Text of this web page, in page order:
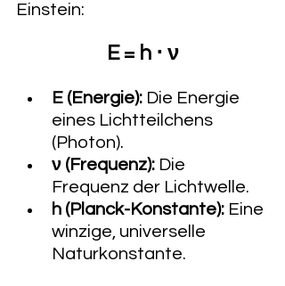
Einstein:
E = h ⋅ ν
E (Energie): Die Energie
eines Lichtteilchens
(Photon).
ν (Frequenz): Die
Frequenz der Lichtwelle.
h (Planck-Konstante): Eine
winzige, universelle
Naturkonstante.